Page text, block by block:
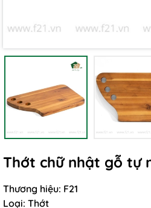
Thớt chữ nhật gỗ tự
Thương hiệu: F21
Loại: Thớt